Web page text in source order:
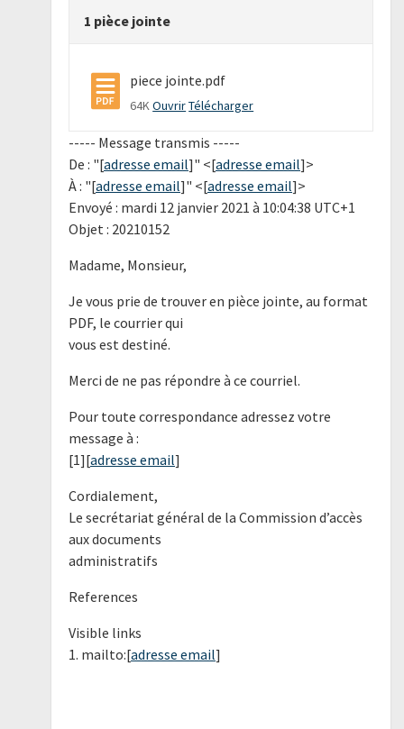
1 pièce jointe
piece jointe.pdf
64KOuvrirTélécharger
----- Message transmis -----
De : "[adresse email]" <[adresse email]>
À : "[adresse email]" <[adresse email]>
Envoyé : mardi 12 janvier 2021 à 10:04:38 UTC+1
Objet : 20210152
Madame, Monsieur,
Je vous prie de trouver en pièce jointe, au format
PDF, le courrier qui
vous est destiné.
Merci de ne pas répondre à ce courriel.
Pour toute correspondance adressez votre
message à :
[1][adresse email]
Cordialement,
Le secrétariat général de la Commission d’accès
aux documents
administratifs
References
Visible links
1. mailto:[adresse email]